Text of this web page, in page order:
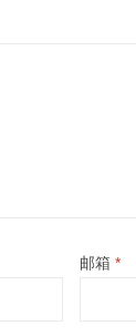
邮箱 *